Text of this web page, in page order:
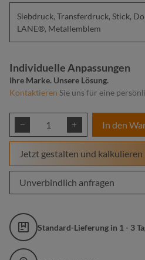
Siebdruck, Transferdruck, Stick,
LANE®, Metallemblem
Individuelle Anpassungen
Ihre Marke. Unsere Lösung.
Kontaktieren Sie uns für eine
Produkt Anzahl: Gib
In den
Jetzt gestalten und kalkulieren
Unverbindlich anfragen
Standard-Lieferung in 1 - 3